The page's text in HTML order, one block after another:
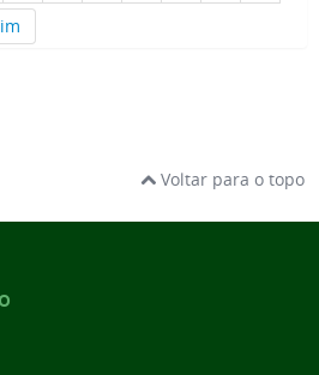
Voltar para o topo